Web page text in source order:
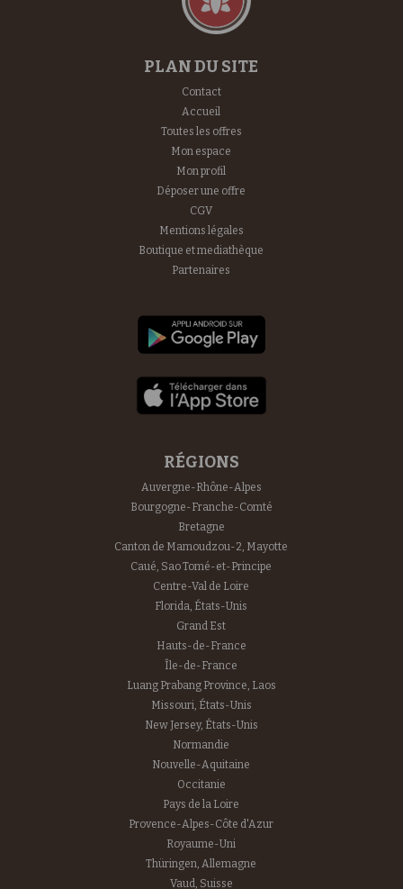
PLAN DU SITE
Contact
Accueil
Toutes les offres
Mon espace
Mon profil
Déposer une offre
CGV
Mentions légales
Boutique et mediathèque
Partenaires
RÉGIONS
Auvergne-Rhône-Alpes
Bourgogne-Franche-Comté
Bretagne
Canton de Mamoudzou-2, Mayotte
Caué, Sao Tomé-et-Principe
Centre-Val de Loire
Florida, États-Unis
Grand Est
Hauts-de-France
Île-de-France
Luang Prabang Province, Laos
Missouri, États-Unis
New Jersey, États-Unis
Normandie
Nouvelle-Aquitaine
Occitanie
Pays de la Loire
Provence-Alpes-Côte d'Azur
Royaume-Uni
Thüringen, Allemagne
Vaud, Suisse